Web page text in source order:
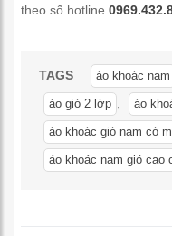
theo số hotline
TAGS áo khoác nam
áo gió 2 lớp áo
áo khoác gió nam có
áo khoác nam gió cao